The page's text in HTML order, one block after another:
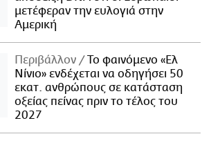
μετέφεραν την ευλογιά στην
Αμερική
Περιβάλλον
Το φαινόμενο «Ελ
Νίνιο» ενδέχεται να οδηγήσει 50
εκατ. ανθρώπους σε κατάσταση
οξείας πείνας πριν το τέλος του
2027